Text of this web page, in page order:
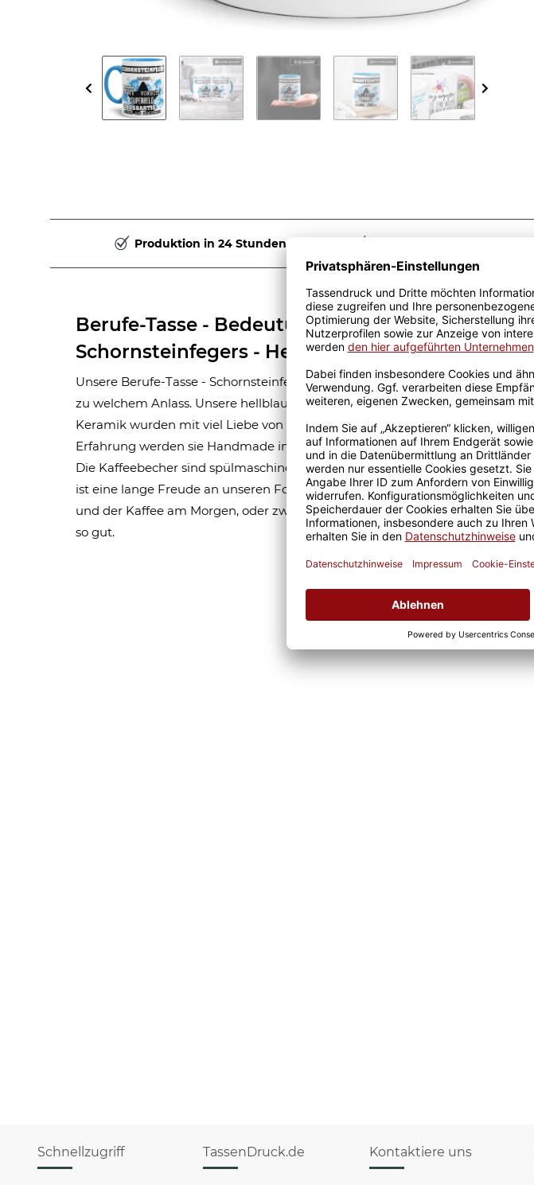
Produktion in 24 Stunden
Berufe-Tasse - Bedeutung eines
Schornsteinfegers - Hellblau
Unsere Berufe-Tasse - Schornsteinfeger - ist eine tolle Geschenkidee, egal
zu welchem Anlass. Unsere hellblauen Berufe-Tassen aus hochwertiger
Keramik wurden mit viel Liebe von unserem Grafik-Team designt. Mit viel
Erfahrung werden sie Handmade in unserer eigenen Produktion bedruckt.
Die Kaffeebecher sind spülmaschinen- und mikrowellen geeignet. Somit
ist eine lange Freude an unseren Fototassen und Motivtassen garantiert
und der Kaffee am Morgen, oder zwischendurch, schmeckt gleich nochmal
so gut.
Schnellzugriff TassenDruck.de Kontaktiere uns